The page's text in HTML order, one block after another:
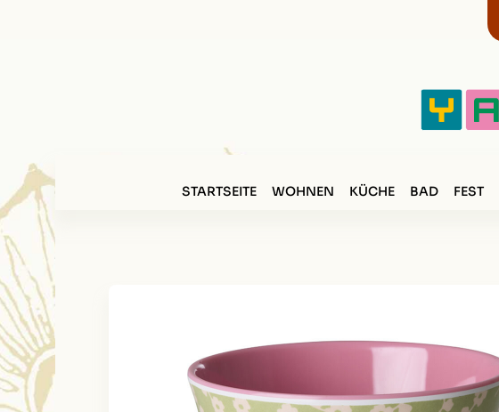
STARTSEITE WOHNEN KÜCHE BAD FEST